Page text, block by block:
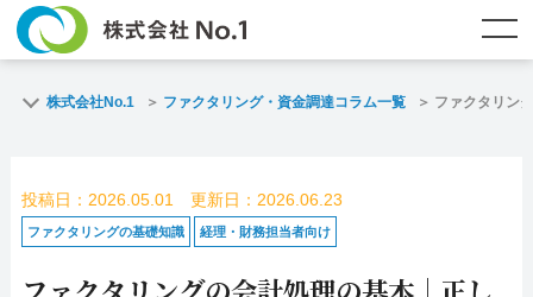
ファクタリングとは？
よくある質問 ファクタリング・資金調達コラム
企業情報 お問い合わせ
株式会社No.1 ファクタリング・資金調達コラム一覧 ファクタリン
投稿日：2026.05.01 更新日：2026.06.23
ファクタリングの基礎知識 経理・財務担当者向け